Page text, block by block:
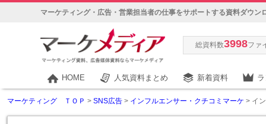
マーケティング・広告・営業担当者の仕事をサポートする資料ダウン
総資料数3998ファ
HOME 人気資料まとめ 新着資料
マーケティング ＴＯＰ > SNS広告 > インフルエンサー・クチコミマーケ > イ